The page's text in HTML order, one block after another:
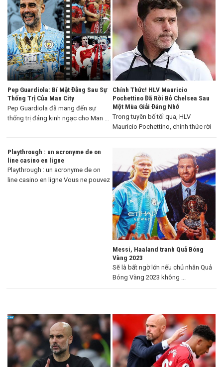
Pep Guardiola: Bí Mật Đằng Sau Sự
Thống Trị Của Man City
Pep Guardiola đã mang đến sự
thống trị đáng kinh ngạc cho Man ...
Chính Thức! HLV Mauricio
Pochettino Đã Rời Bỏ Chelsea Sau
Một Mùa Giải Đáng Nhớ
Trong tuyên bố tối qua, HLV
Mauricio Pochettino, chính thức rời
Playthrough : un acronyme de on
line casino en ligne
Playthrough : un acronyme de on
line casino en ligne Vous ne pouvez
Messi, Haaland tranh Quả Bóng
Vàng 2023
Sẽ là bất ngờ lớn nếu chủ nhân Quả
Bóng Vàng 2023 không ...